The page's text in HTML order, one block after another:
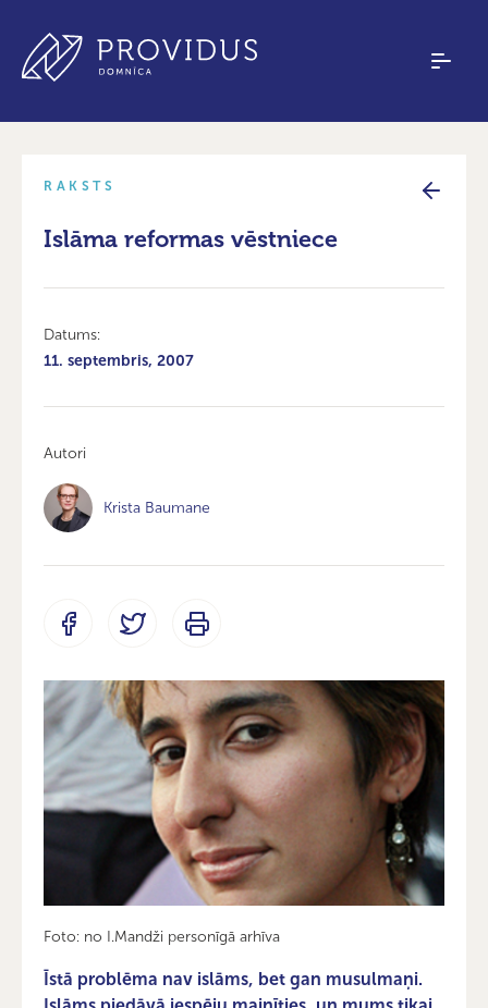
RAKSTS
Islāma reformas vēstniece
Datums:
11. septembris, 2007
Autori
Krista Baumane
Foto: no I.Mandži personīgā arhīva
Īstā problēma nav islāms, bet gan musulmaņi.